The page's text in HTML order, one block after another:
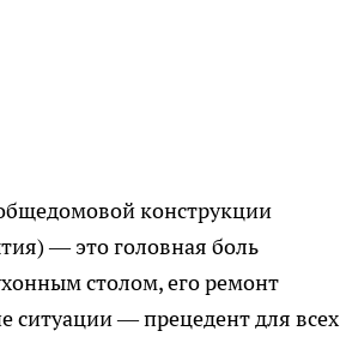
конструкции
— это головная боль
столом, его ремонт
ситуации — прецедент для всех